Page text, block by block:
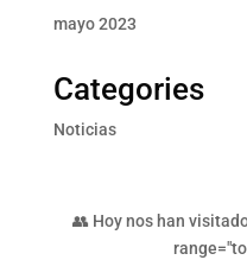
mayo 2023
Categories
Noticias
👥 Hoy nos han